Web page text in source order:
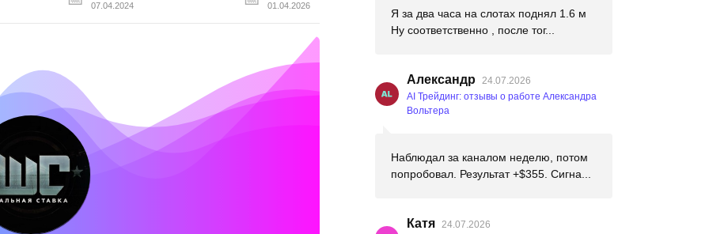
07.04.2024 01.04.2026
Я за два часа на слотах поднял 1.6 м
Ну соответственно , после тог...
Александр
24.07.2026
AI Трейдинг: отзывы о работе Александра
Вольтера
Наблюдал за каналом неделю, потом
попробовал. Результат +$355. Сигна...
Катя 24.07.2026